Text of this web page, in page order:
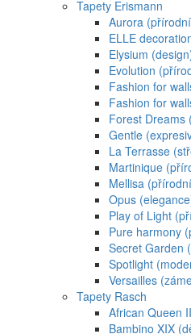
Tapety Erismann
Aurora
ELLE
Elysium
Evolution
Fashion for
Fashion for
Forest Dreams
Gentle
La Terrasse
Martinique
Mellisa
Opus
Play of Light
Pure harmony
Secret Garden
Spotlight
Versailles
Tapety Rasch
African Queen
Bambino XIX